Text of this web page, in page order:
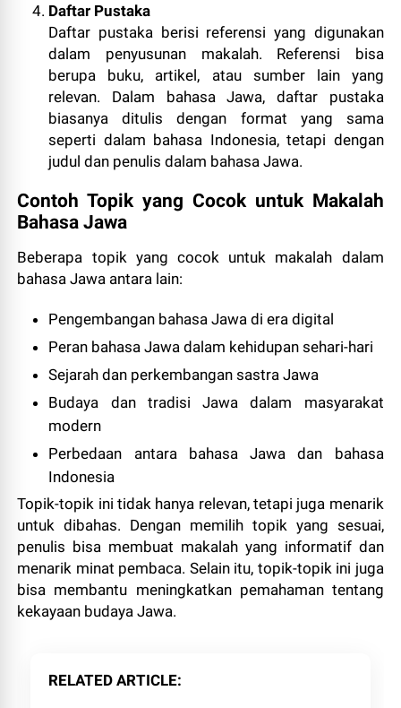
Daftar Pustaka
Daftar pustaka berisi referensi yang digunakan
dalam penyusunan makalah. Referensi bisa
berupa buku, artikel, atau sumber lain yang
relevan. Dalam bahasa Jawa, daftar pustaka
biasanya ditulis dengan format yang sama
seperti dalam bahasa Indonesia, tetapi dengan
judul dan penulis dalam bahasa Jawa.
Contoh Topik yang Cocok untuk Makalah
Bahasa Jawa
Beberapa topik yang cocok untuk makalah dalam
bahasa Jawa antara lain:
Pengembangan bahasa Jawa di era digital
Peran bahasa Jawa dalam kehidupan sehari-hari
Sejarah dan perkembangan sastra Jawa
Budaya dan tradisi Jawa dalam masyarakat
modern
Perbedaan antara bahasa Jawa dan bahasa
Indonesia
Topik-topik ini tidak hanya relevan, tetapi juga menarik
untuk dibahas. Dengan memilih topik yang sesuai,
penulis bisa membuat makalah yang informatif dan
menarik minat pembaca. Selain itu, topik-topik ini juga
bisa membantu meningkatkan pemahaman tentang
kekayaan budaya Jawa.
RELATED ARTICLE